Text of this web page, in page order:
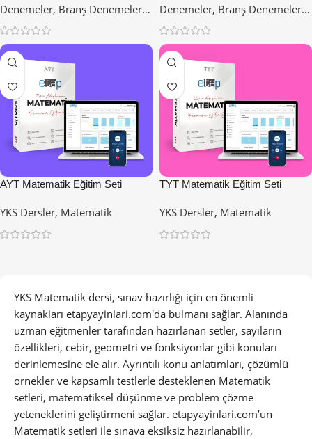
Denemeler, Branş Denemeleri,
Matematik
Denemeler, Branş Denemeleri,
Matematik
AYT Matematik Eğitim Seti
YKS Dersler, Matematik
TYT Matematik Eğitim Seti
YKS Dersler, Matematik
YKS Matematik dersi, sınav hazırlığı için en önemli
kaynakları etapyayinlari.com'da bulmanı sağlar. Alanında
uzman eğitmenler tarafından hazırlanan setler, sayıların
özellikleri, cebir, geometri ve fonksiyonlar gibi konuları
derinlemesine ele alır. Ayrıntılı konu anlatımları, çözümlü
örnekler ve kapsamlı testlerle desteklenen Matematik
setleri, matematiksel düşünme ve problem çözme
yeteneklerini geliştirmeni sağlar. etapyayinlari.com’un
Matematik setleri ile sınava eksiksiz hazırlanabilir,